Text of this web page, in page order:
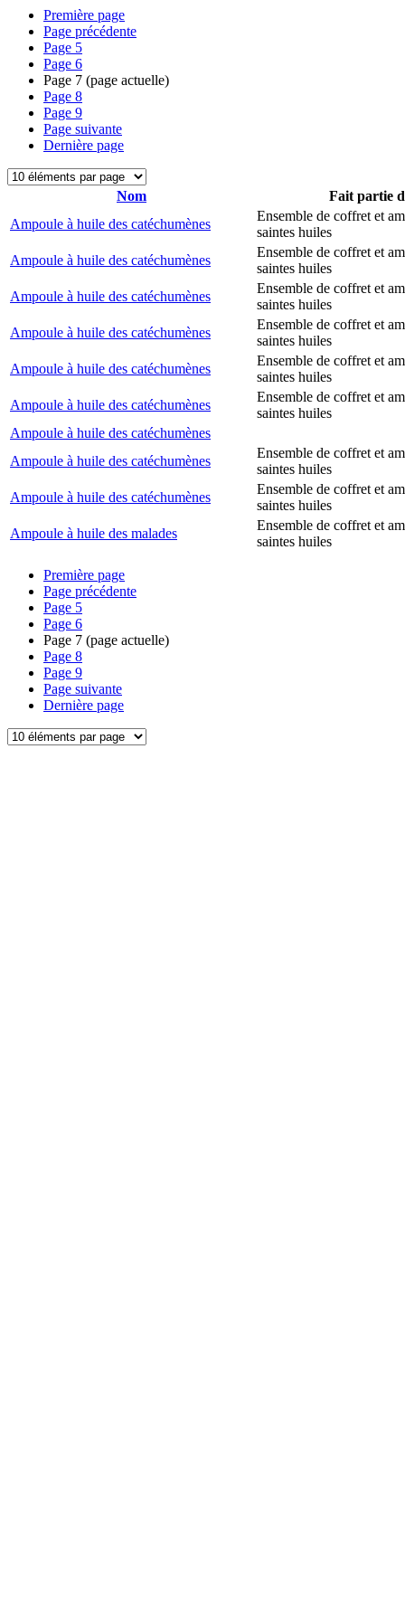
Première page
Page précédente
Page 5
Page 6
Page 7 (page actuelle)
Page 8
Page 9
Page suivante
Dernière page
Nom
Fait partie
Ampoule à huile des catéchumènes
Ensemble de coffret et
saintes huiles
Ampoule à huile des catéchumènes
Ensemble de coffret et
saintes huiles
Ampoule à huile des catéchumènes
Ensemble de coffret et
saintes huiles
Ampoule à huile des catéchumènes
Ensemble de coffret et
saintes huiles
Ampoule à huile des catéchumènes
Ensemble de coffret et
saintes huiles
Ampoule à huile des catéchumènes
Ensemble de coffret et
saintes huiles
Ampoule à huile des catéchumènes
Ampoule à huile des catéchumènes
Ensemble de coffret et
saintes huiles
Ampoule à huile des catéchumènes
Ensemble de coffret et
saintes huiles
Ampoule à huile des malades
Ensemble de coffret et
saintes huiles
Première page
Page précédente
Page 5
Page 6
Page 7 (page actuelle)
Page 8
Page 9
Page suivante
Dernière page